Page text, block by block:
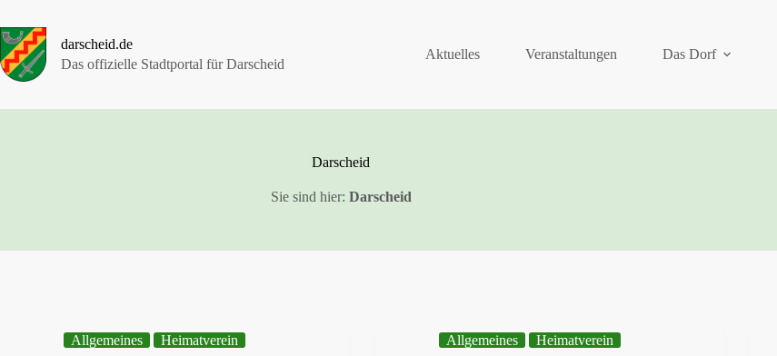
springen
darscheid.de
Das offizielle Stadtportal für Darscheid
Aktuelles Veranstaltungen Das Dorf
Darscheid
Sie sind hier: Darscheid
Allgemeines Heimatverein Allgemeines Heimatverein